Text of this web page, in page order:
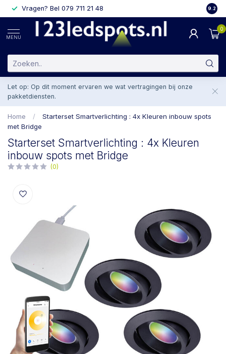
Vragen? Bel 079 711 21 48 29.2
MENU
0
Let op: Op dit moment ervaren we wat vertragingen bij onze
pakketdiensten.
Home /
Starterset Smartverlichting : 4x Kleuren inbouw spots
met Bridge
Starterset Smartverlichting : 4x Kleuren
inbouw spots met Bridge
(0)